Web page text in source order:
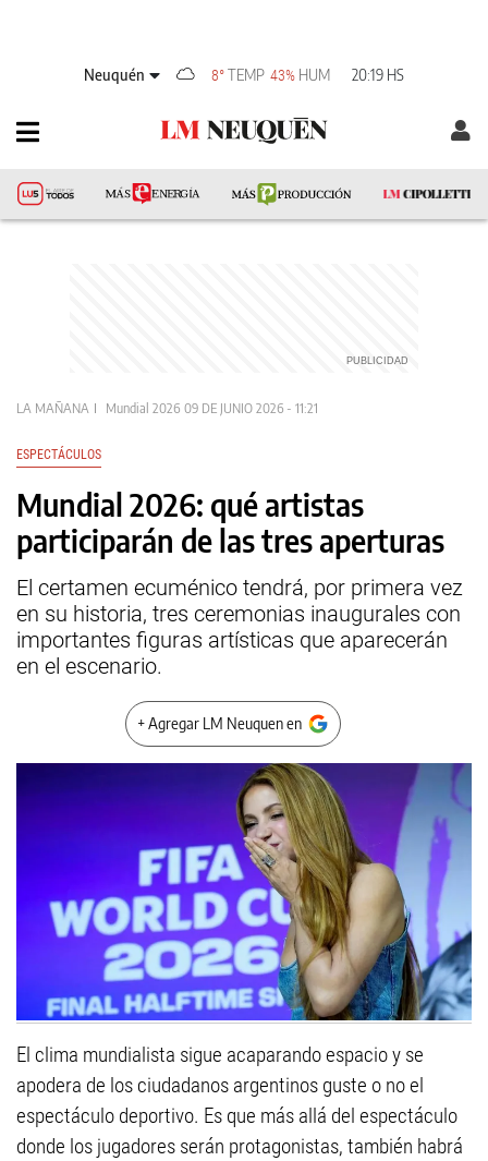
Neuquén 8° TEMP 43% HUM 20:19 HS
LA MAÑANA Mundial 2026 09 DE JUNIO 2026 - 11:21
ESPECTÁCULOS
Mundial 2026: qué artistas
participarán de las tres aperturas
El certamen ecuménico tendrá, por primera vez
en su historia, tres ceremonias inaugurales con
importantes figuras artísticas que aparecerán
en el escenario.
+ Agregar LM Neuquen en
El clima mundialista sigue acaparando espacio y se
apodera de los ciudadanos argentinos guste o no el
espectáculo deportivo. Es que más allá del espectáculo
donde los jugadores serán protagonistas, también habrá